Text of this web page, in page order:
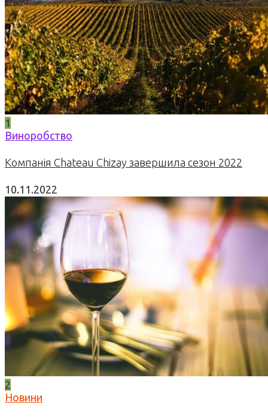
1
Виноробство
Компанія Chateau Chizay завершила сезон 2022
10.11.2022
2
Новини